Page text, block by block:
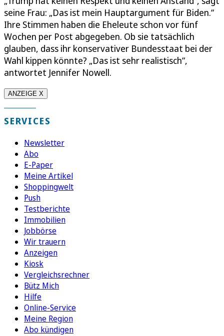
seine Frau: „Das ist mein Hauptargument für Biden.“
Ihre Stimmen haben die Eheleute schon vor fünf
Wochen per Post abgegeben. Ob sie tatsächlich
glauben, dass ihr konservativer Bundesstaat bei der
Wahl kippen könnte? „Das ist sehr realistisch“,
antwortet Jennifer Nowell.
ANZEIGE X
SERVICES
Newsletter
Abo
E-Paper
Meine Artikel
Shoppingwelt
Push
Testberichte
Immobilien
Jobbörse
Wir trauern
Anzeigen
Kiosk
Vergleichsrechner
Bütz Mich
Hilfe
Online-Service
Meine Region
Abo kündigen